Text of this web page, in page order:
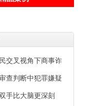
交叉视角下商事诈
查判断中犯罪嫌疑
手比大脑更深刻